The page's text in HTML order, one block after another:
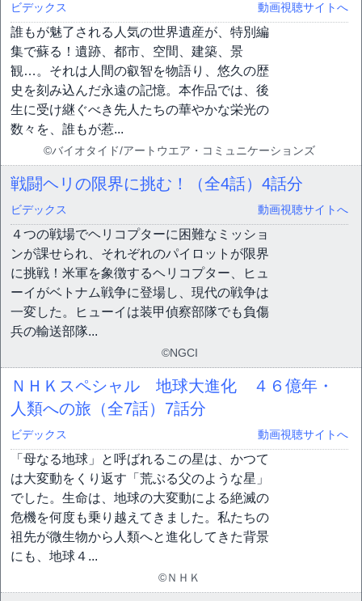
ビデックス 動画視聴サイトへ
誰もが魅了される人気の世界遺産が、特別編
集で蘇る！遺跡、都市、空間、建築、景
観…。それは人間の叡智を物語り、悠久の歴
史を刻み込んだ永遠の記憶。本作品では、後
生に受け継ぐべき先人たちの華やかな栄光の
数々を、誰もが惹...
©バイオタイド/アートウエア・コミュニケーションズ
戦闘ヘリの限界に挑む！（全4話） 4話分
ビデックス 動画視聴サイトへ
４つの戦場でヘリコプターに困難なミッショ
ンが課せられ、それぞれのパイロットが限界
に挑戦！米軍を象徴するヘリコプター、ヒュ
ーイがベトナム戦争に登場し、現代の戦争は
一変した。ヒューイは装甲偵察部隊でも負傷
兵の輸送部隊...
©NGCI
ＮＨＫスペシャル 地球大進化 ４６億年・
人類への旅（全7話） 7話分
ビデックス 動画視聴サイトへ
「母なる地球」と呼ばれるこの星は、かつて
は大変動をくり返す「荒ぶる父のような星」
でした。生命は、地球の大変動による絶滅の
危機を何度も乗り越えてきました。私たちの
祖先が微生物から人類へと進化してきた背景
にも、地球４...
©ＮＨＫ